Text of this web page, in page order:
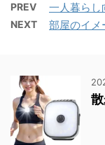
PREV 一人暮らし
NEXT 部屋のイメ